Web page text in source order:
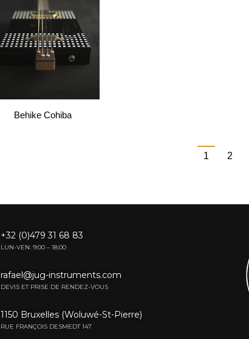
Behike Cohiba
1 2
+32 (0)479 31 68 83
LUN-VEN: 9:00 – 18:00
rafael@jug-instruments.com
DEVIS ET PRISE DE RENDEZ-VOUS
1150 Bruxelles (Woluwé-St-Pierre)
RUE FRANÇOIS DESMEDT 147